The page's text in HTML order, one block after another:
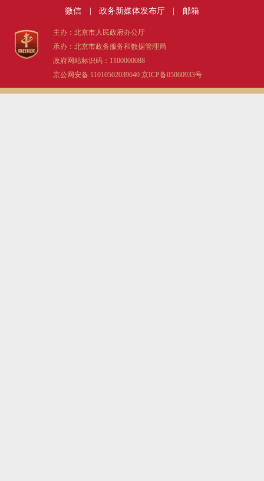
微信 政务新媒体发布厅 邮箱
主办：北京市人民政府办公厅
承办：北京市政务服务和数据管理局
政府网站标识码：1100000088
京公网安备 11010502039640 京ICP备05060933号